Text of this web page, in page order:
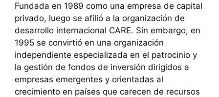
Fundada en 1989 como una empresa de capital
privado, luego se afilió a la organización de
desarrollo internacional CARE. Sin embargo, en
1995 se convirtió en una organización
independiente especializada en el patrocinio y
la gestión de fondos de inversión dirigidos a
empresas emergentes y orientadas al
crecimiento en países que carecen de recursos